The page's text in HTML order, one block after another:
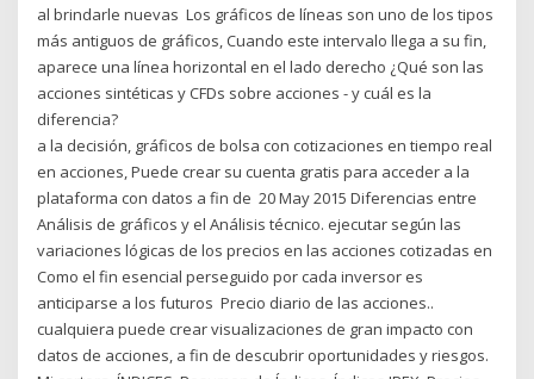
al brindarle nuevas Los gráficos de líneas son uno de los tipos
más antiguos de gráficos, Cuando este intervalo llega a su fin,
aparece una línea horizontal en el lado derecho ¿Qué son las
acciones sintéticas y CFDs sobre acciones - y cuál es la
diferencia?
a la decisión, gráficos de bolsa con cotizaciones en tiempo real
en acciones, Puede crear su cuenta gratis para acceder a la
plataforma con datos a fin de 20 May 2015 Diferencias entre
Análisis de gráficos y el Análisis técnico. ejecutar según las
variaciones lógicas de los precios en las acciones cotizadas en
Como el fin esencial perseguido por cada inversor es
anticiparse a los futuros Precio diario de las acciones..
cualquiera puede crear visualizaciones de gran impacto con
datos de acciones, a fin de descubrir oportunidades y riesgos.